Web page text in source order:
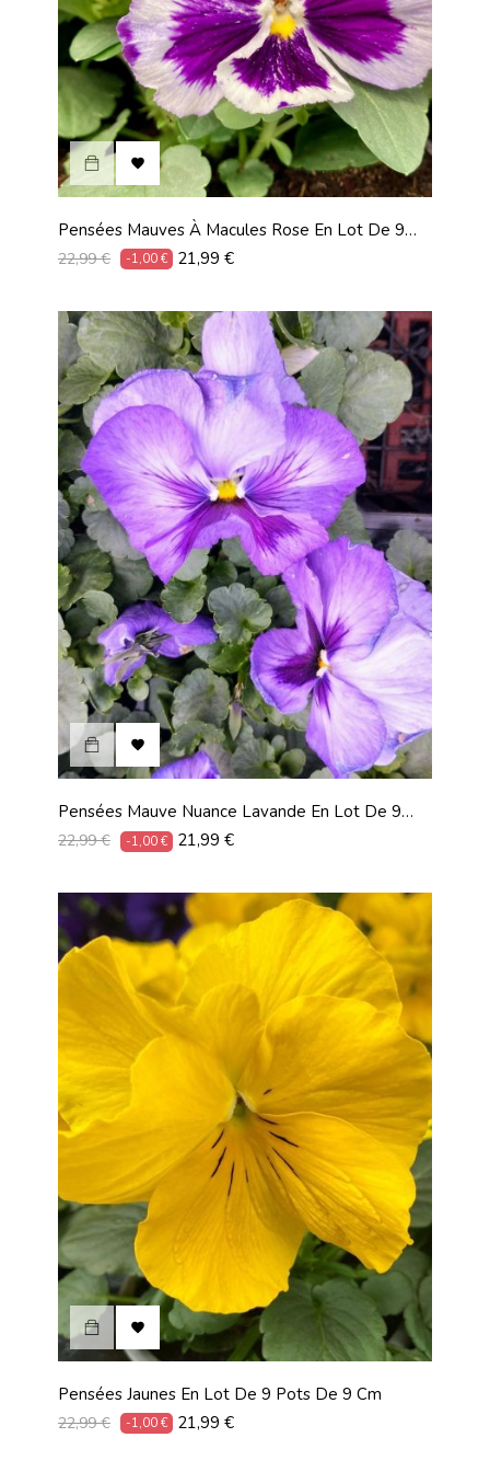

Pensées Mauves À Macules Rose En Lot De 9
Pots De 9 Cm
Prix
22,99 € -1,00 € Prix
21,99 €

Pensées Mauve Nuance Lavande En Lot De 9
Pots De 9 Cm
Prix
22,99 € -1,00 € Prix
21,99 €

Pensées Jaunes En Lot De 9 Pots De 9 Cm
Prix
22,99 € -1,00 € Prix
21,99 €